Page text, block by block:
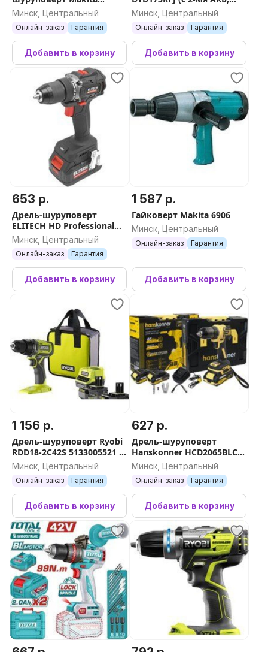
DHP482RFJ (с 2-мя АКБ,
Минск, Центральный
Онлайн-заказ Гарантия
Добавить в корзину
кейс)
Минск, Центральный
Онлайн-заказ Гарантия
Добавить в корзину
653 р.
Дрель-шуруповерт
ELITECH HD Professional
CD 20SL2 E2201.040.02 (с 2-
мя АКБ 4 Ач, кейс)
Минск, Центральный
Онлайн-заказ Гарантия
Добавить в корзину
1 587 р.
Гайковерт Makita 6906
Минск, Центральный
Онлайн-заказ Гарантия
Добавить в корзину
1 156 р.
Дрель-шуруповерт Ryobi
RDD18-2C42S 5133005521 (с
2-мя АКБ 2 Ач+4 Ач,
сумка)
Минск, Центральный
Онлайн-заказ Гарантия
Добавить в корзину
627 р.
Дрель-шуруповерт
Hanskonner HCD2065BLC
(с 2-мя АКБ, кейс)
Минск, Центральный
Онлайн-заказ Гарантия
Добавить в корзину